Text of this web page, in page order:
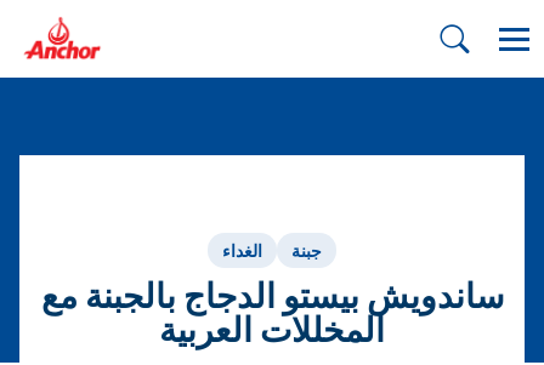
الغداء جبنة
ساندويش بيستو الدجاج بالجبنة مع
المخللات العربية